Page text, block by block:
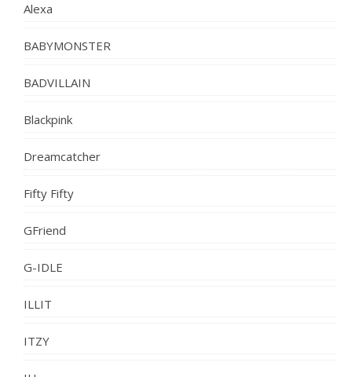
Alexa
BABYMONSTER
BADVILLAIN
Blackpink
Dreamcatcher
Fifty Fifty
GFriend
G-IDLE
ILLIT
ITZY